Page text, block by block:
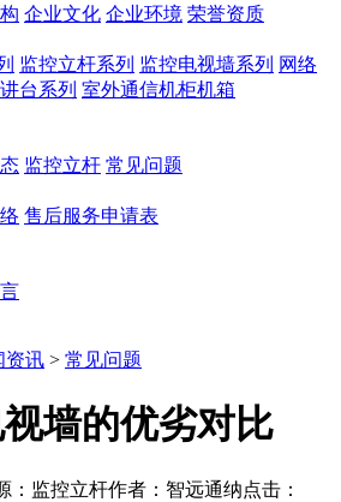
企业文化 企业环境 荣誉资质
监控立杆系列 监控电视墙系列 网络
台系列 室外通信机柜机箱
监控立杆 常见问题
售后服务申请表
资讯 > 常见问题
墙的优劣对比
：监控立杆作者：智远通纳点击：